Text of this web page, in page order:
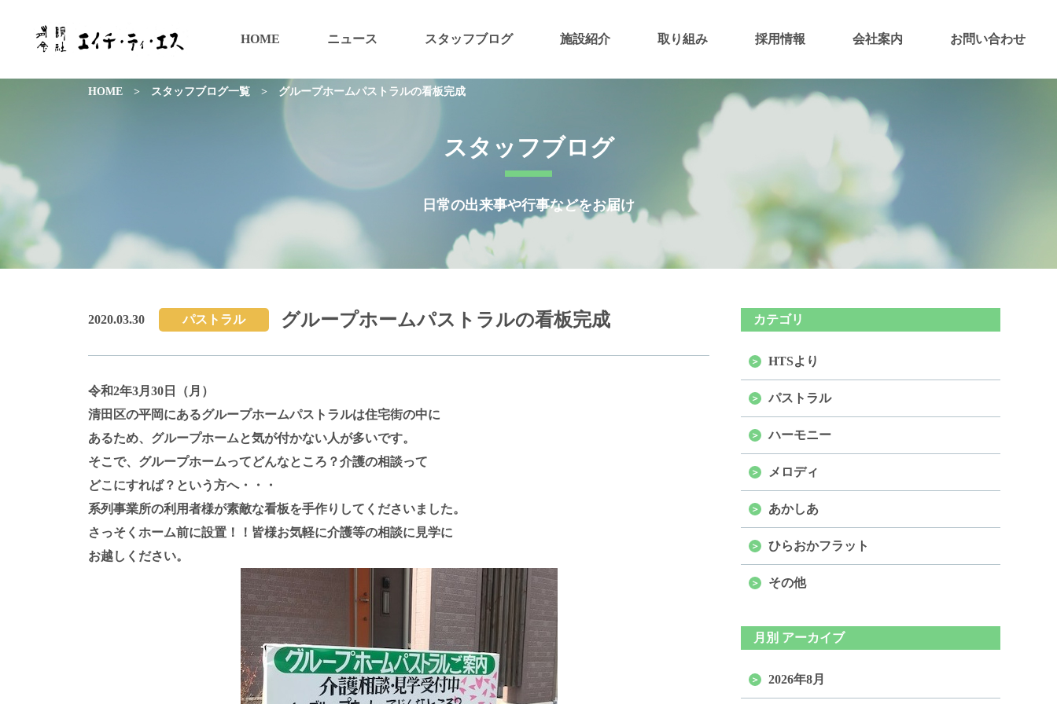
HOME ニュース スタッフブログ 施設紹介 取り組み 採用情報 会社案内 お問い合わせ
スタッフブログ
日常の出来事や行事などをお届け
HOME > スタッフブログ一覧 > グループホームパストラルの看板完成
2020.03.30 パストラル グループホームパストラルの看板完成
令和2年3月30日（月）
清田区の平岡にあるグループホームパストラルは住宅街の中に
あるため、グループホームと気が付かない人が多いです。
そこで、グループホームってどんなところ？介護の相談って
どこにすれば？という方へ・・・
系列事業所の利用者様が素敵な看板を手作りしてくださいました。
さっそくホーム前に設置！！皆様お気軽に介護等の相談に見学に
お越しください。
カテゴリ
HTSより
パストラル
ハーモニー
メロディ
あかしあ
ひらおかフラット
その他
月別 アーカイブ
2026年8月